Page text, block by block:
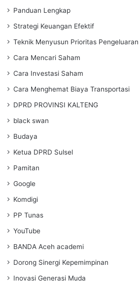
Panduan Lengkap
Strategi Keuangan Efektif
Teknik Menyusun Prioritas Pengeluaran
Cara Mencari Saham
Cara Investasi Saham
Cara Menghemat Biaya Transportasi
DPRD PROVINSI KALTENG
black swan
Budaya
Ketua DPRD Sulsel
Pamitan
Google
Komdigi
PP Tunas
YouTube
BANDA Aceh academi
Dorong Sinergi Kepemimpinan
Inovasi Generasi Muda